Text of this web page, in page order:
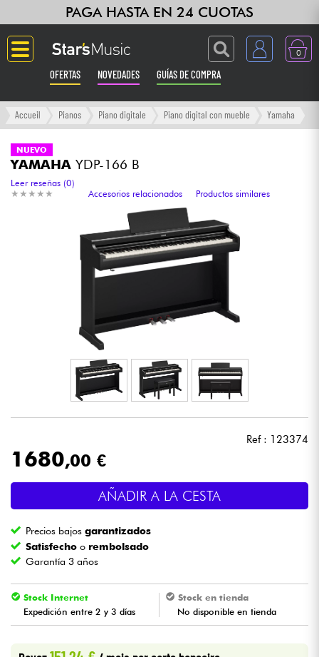
PAGA HASTA EN 24 CUOTAS
0
OFERTAS NOVEDADES GUÍAS DE COMPRA
Langue
Ampli & Efectos
Sintetizadores & samplers
Auriculares
Micros
Luces
Vientos
Violines y cuarteto
Accueil Pianos Piano digitale Piano digital con mueble Yamaha
NUEVO
YAMAHA YDP-166 B
★ ★ ★ ★ ★
★ ★ ★ ★ ★
Leer reseñas (0)
Accesorios relacionados
Productos similares
Ref : 123374
1680,00 €
AÑADIR A LA CESTA
Precios bajosgarantizados
Satisfecho o rembolsado
Garantía 3 años
Stock Internet
Expedición entre 2 y 3 días
Stock en tienda
No disponible en tienda